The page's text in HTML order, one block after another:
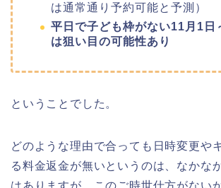
は通常通り予約可能と予測）
平日で子ども枠がない11月1日
は狙い目の可能性あり
ということでした。
どのような理由で合っても日時変更や
る料金返金が無いというのは、なかな
はありますが、このご時世仕方がない